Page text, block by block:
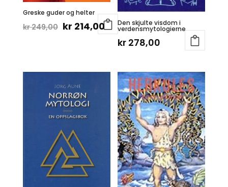
Greske guder og helter
kr249,00 Opprinnelig
kr 249,00.
kr 214,00Nåværende
pris
kr 214,00.
Den skjulte visdom i
verdensmytologierne
kr 278,00